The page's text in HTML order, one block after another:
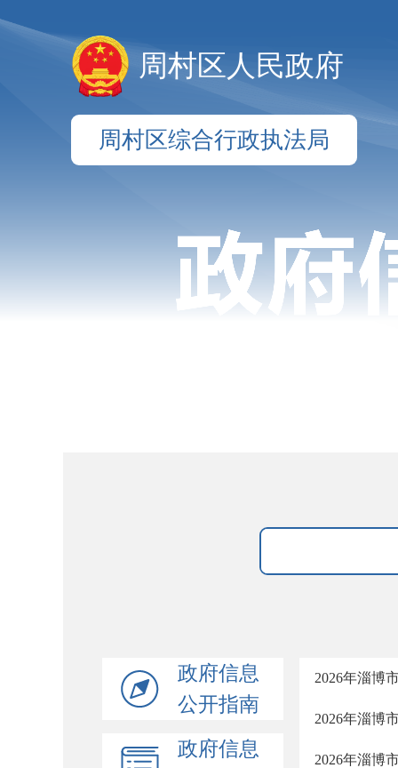
周村区人民政府
周村区综合行政执法局
政府信息
公开指南
政府信息
2026年淄博
2026年淄博
2026年淄博